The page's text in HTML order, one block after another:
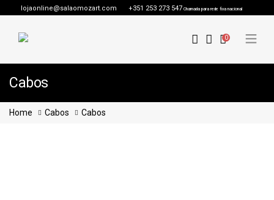
lojaonline@salaomozart.com +351 253 273 547 Chamada para rede fixa nacional
0
Cabos
Home Cabos Cabos